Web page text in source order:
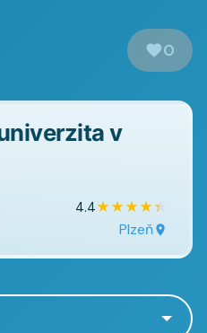
0
v
4.4★★★★★
Plzeň